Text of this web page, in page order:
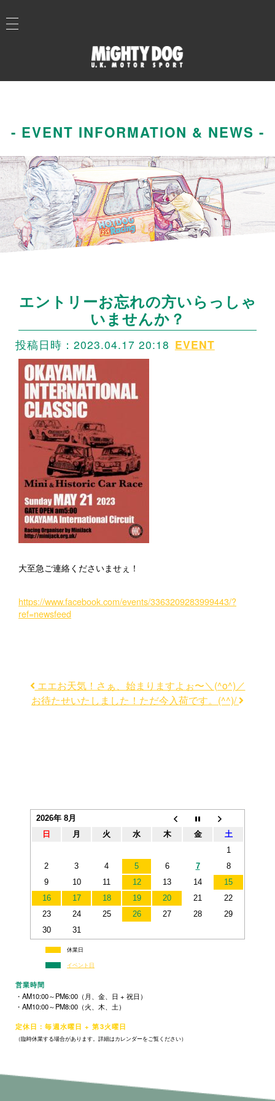
2026年 8月
日
月 火 水 木 金
土
1
2
3 4 5 6 7
8
9
10 11 12 13 14
15
16
17 18 19 20 21
22
23
24 25 26 27 28
29
30
31
休業日
イベント日
営業時間
・AM10:00～PM6:00（月、金、日 + 祝日）
・AM10:00～PM8:00（火、木、土）
定休日：毎週水曜日 + 第3火曜日
（臨時休業する場合があります。詳細はカレンダーをご覧ください）
- EVENT INFORMATION & NEWS -
エントリーお忘れの方いらっしゃ
いませんか？
投稿日時：2023.04.17 20:18 EVENT
大至急ご連絡くださいませぇ！
https://www.facebook.com/events/3363209283999443/?
ref=newsfeed
エエお天気！さぁ、始まりますよぉ〜＼(^o^)／
お待たせいたしました！ただ今入荷です。(^^)/